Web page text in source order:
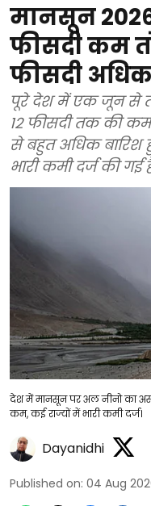
मानसून
फीसदी कम
फीसदी
पूरे देश में एक जून से
12 फीसदी तक की
से बहुत अधिक बारिश
भारी कमी दर्ज की गई
देश में मानसून पर अल नीनो का
कम, कई राज्यों में भारी कमी दर्ज।
Dayanidhi
Published on: 04 Aug